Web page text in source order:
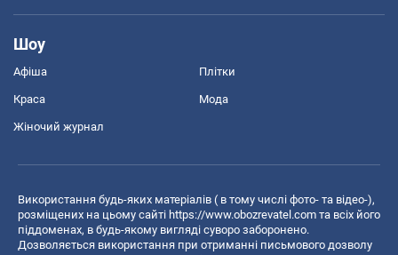
Шоу
Афіша Плітки
Краса Мода
Жіночий журнал
Використання будь-яких матеріалів ( в тому числі фото- та відео-),
розміщених на цьому сайті https://www.obozrevatel.com та всіх його
піддоменах, в будь-якому вигляді суворо заборонено.
Дозволяється використання при отриманні письмового дозволу